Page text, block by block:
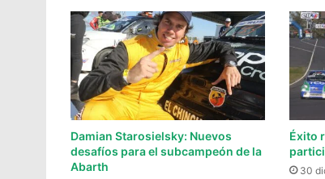
Damian Starosielsky: Nuevos
desafíos para el subcampeón de la
Abarth
Éxito
30